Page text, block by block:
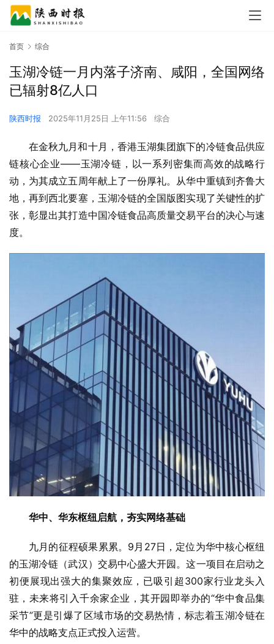
首页 综合
玉湖冷链一月内落子济南、咸阳，全国网络
已辐射8亿人口
陕西时报 2025年11月25日 上午11:56 综合
在金秋九月和十月，香港玉湖集团旗下的冷链食品供应
链核心企业——玉湖冷链，以一系列密集而高效的战略行
动，为其成立五周年献上了一份厚礼。从华中重镇到齐鲁大
地，再到西北要塞，玉湖冷链的全国版图实现了关键性的扩
张，彰显出其打造中国冷链食品高质量交易平台的决心与速
度。
华中、华东枢纽启航，夯实网络基础
九月的征程硕果累累。9月27日，定位为华中核心枢纽
的玉湖冷链（武汉）交易中心盛大开园。这一项目在启动之
初便展现出强大的集聚效应，已吸引超300家行业龙头入
驻，未来将引入千余家企业，其开园即举办的“华中食品集
采节”更是引爆了区域市场的交易热情，标志着玉湖冷链在
华中的战略支点正式投入运营。